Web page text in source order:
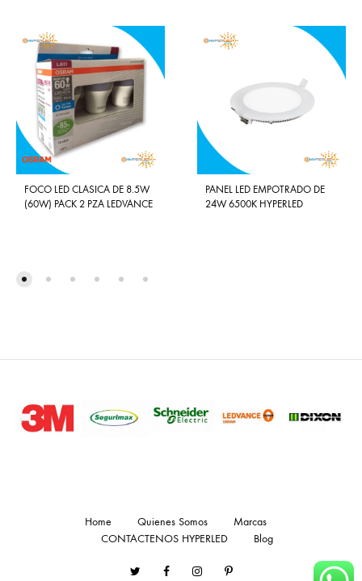
FOCO LED CLASICA DE 8.5W
(60W) PACK 2 PZA LEDVANCE
PANEL LED EMPOTRADO DE
24W 6500K HYPERLED
Home Quienes Somos
Marcas
CONTACTENOS HYPERLED
Blog
TwitterFacebookInstagramPinterest